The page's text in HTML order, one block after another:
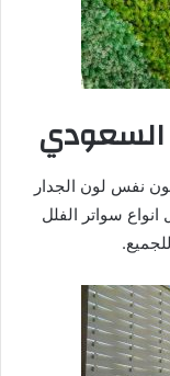
السعودي
نفس لون الجدار
انواع سواتر الفلل